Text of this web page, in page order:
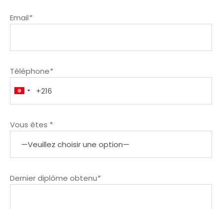
Email*
Téléphone*
Vous êtes *
Dernier diplôme obtenu*